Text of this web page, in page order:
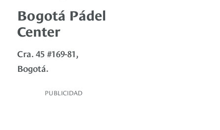
Bogotá Pádel
Center
Cra. 45 #169-81,
Bogotá.
PUBLICIDAD